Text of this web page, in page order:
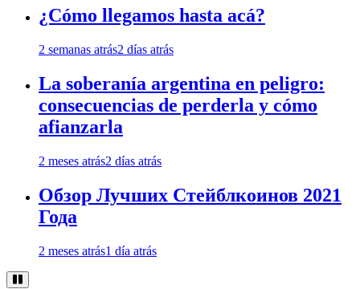
¿Cómo llegamos hasta acá?
2 semanas atrás2 días atrás
La soberanía argentina en peligro:
consecuencias de perderla y cómo
afianzarla
2 meses atrás2 días atrás
Обзор Лучших Стейблкоинов 2021
Года
2 meses atrás1 día atrás